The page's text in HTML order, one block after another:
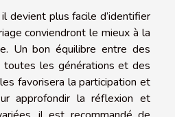
devient plus facile d’identifier
conviendront le mieux à la
Un bon équilibre entre des
toutes les générations et des
favorisera la participation et
approfondir la réflexion et